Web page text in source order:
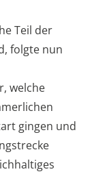
Teil der
folgte nun
welche
gingen und